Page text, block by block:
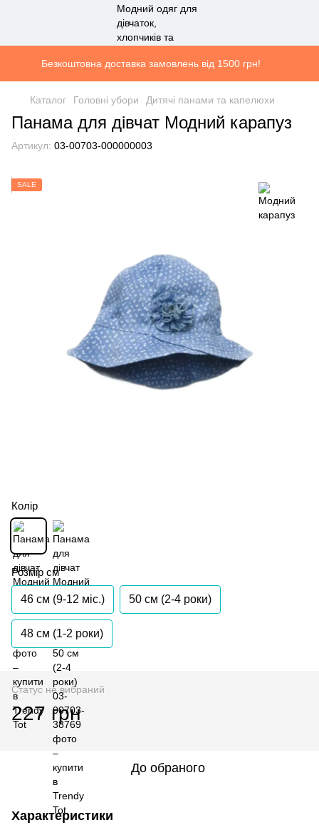
Безкоштовна доставка замовлень від 1500 грн!
Каталог Головні убори Дитячі панами та капелюхи
Панама для дівчат Модний карапуз
Артикул: 03-00703-000000003
SALE
Колір
Розмір см
46 см (9-12 міс.) 50 см (2-4 роки)
48 см (1-2 роки)
Статус не вибраний
227 грн
До обраного
Характеристики